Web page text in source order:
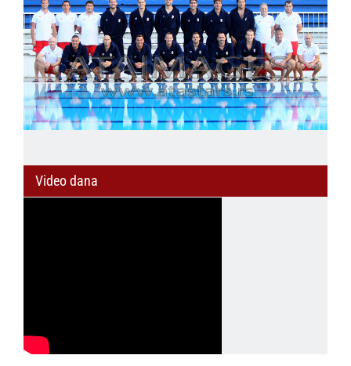
Video dana